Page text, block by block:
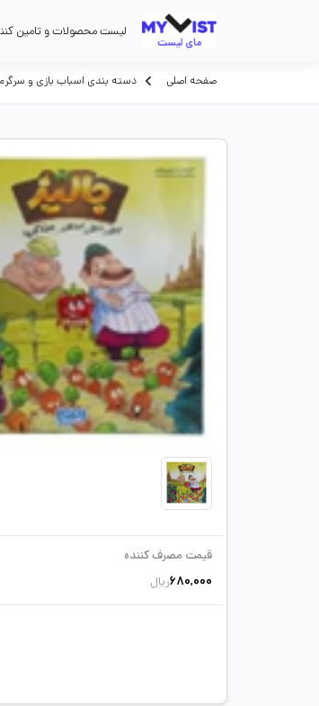
لیست محصولات و تامین
صفحه اصلی دسته بندی اسباب بازی و
قیمت مصرف کننده
680,000ریال